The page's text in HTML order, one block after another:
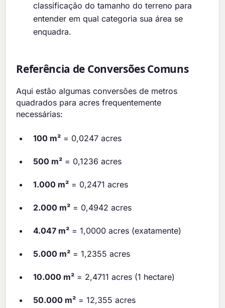
classificação do tamanho do terreno para
entender em qual categoria sua área se
enquadra.
Referência de Conversões Comuns
Aqui estão algumas conversões de metros
quadrados para acres frequentemente
necessárias:
100 m² = 0,0247 acres
500 m² = 0,1236 acres
1.000 m² = 0,2471 acres
2.000 m² = 0,4942 acres
4.047 m² = 1,0000 acres (exatamente)
5.000 m² = 1,2355 acres
10.000 m² = 2,4711 acres (1 hectare)
50.000 m² = 12,355 acres